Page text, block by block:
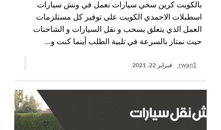
بالكويت كرين سحي سيارات نعمل في ونش سيارات
اسطبلات الاحمدي الكويت على توفير كل مستلزمات
العمل الذي يتعلق بسحب و نقل السيارات و الشاحنات
حيث نمتاز بالسرعة في تلبية الطلب أينما كنت و…
rwan1 فبراير 22, 2021